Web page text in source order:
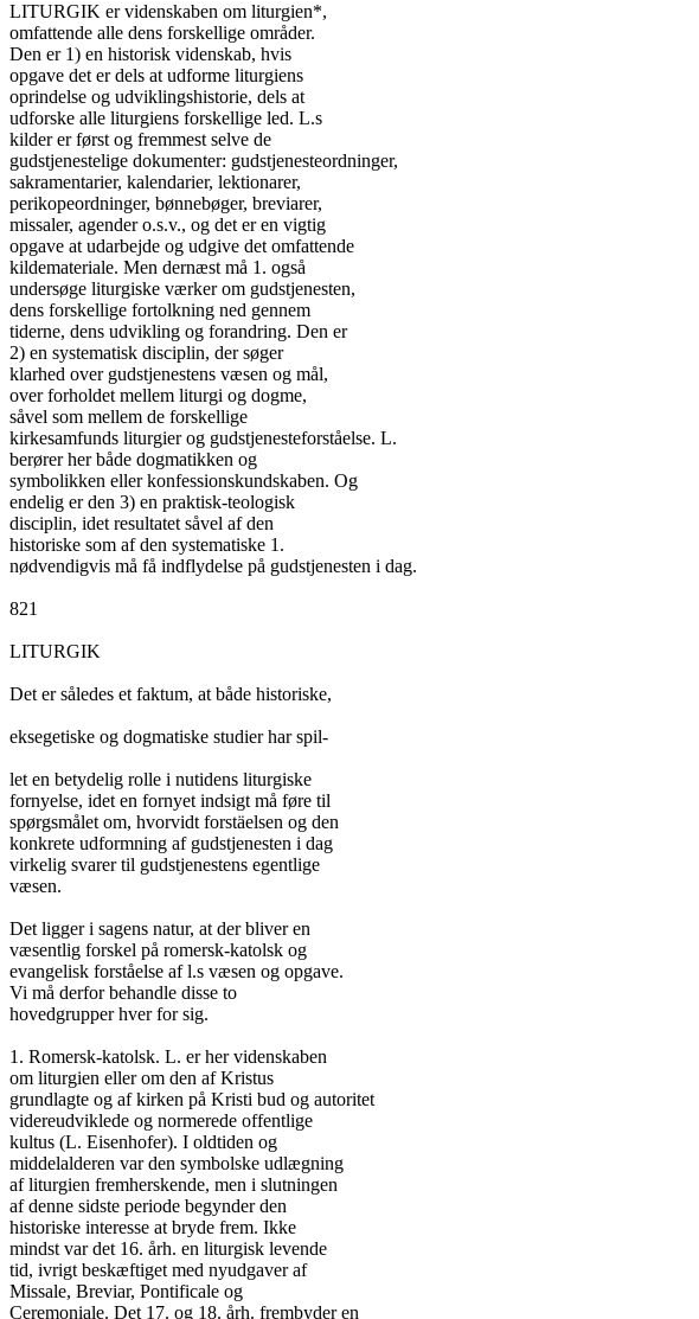
LITURGIK er videnskaben om liturgien*,
omfattende alle dens forskellige områder.
Den er 1) en historisk videnskab, hvis
opgave det er dels at udforme liturgiens
oprindelse og udviklingshistorie, dels at
udforske alle liturgiens forskellige led. L.s
kilder er først og fremmest selve de
gudstjenestelige dokumenter: gudstjenesteordninger,
sakramentarier, kalendarier, lektionarer,
perikopeordninger, bønnebøger, breviarer,
missaler, agender o.s.v., og det er en vigtig
opgave at udarbejde og udgive det omfattende
kildemateriale. Men dernæst må 1. også
undersøge liturgiske værker om gudstjenesten,
dens forskellige fortolkning ned gennem
tiderne, dens udvikling og forandring. Den er
2) en systematisk disciplin, der søger
klarhed over gudstjenestens væsen og mål,
over forholdet mellem liturgi og dogme,
såvel som mellem de forskellige
kirkesamfunds liturgier og gudstjenesteforståelse. L.
berører her både dogmatikken og
symbolikken eller konfessionskundskaben. Og
endelig er den 3) en praktisk-teologisk
disciplin, idet resultatet såvel af den
historiske som af den systematiske 1.
nødvendigvis må få indflydelse på gudstjenesten i dag.
821
LITURGIK
Det er således et faktum, at både historiske,
eksegetiske og dogmatiske studier har spil-
let en betydelig rolle i nutidens liturgiske
fornyelse, idet en fornyet indsigt må føre til
spørgsmålet om, hvorvidt forstäelsen og den
konkrete udformning af gudstjenesten i dag
virkelig svarer til gudstjenestens egentlige
væsen.
Det ligger i sagens natur, at der bliver en
væsentlig forskel på romersk-katolsk og
evangelisk forståelse af l.s væsen og opgave.
Vi må derfor behandle disse to
hovedgrupper hver for sig.
1. Romersk-katolsk. L. er her videnskaben
om liturgien eller om den af Kristus
grundlagte og af kirken på Kristi bud og autoritet
videreudviklede og normerede offentlige
kultus (L. Eisenhofer). I oldtiden og
middelalderen var den symbolske udlægning
af liturgien fremherskende, men i slutningen
af denne sidste periode begynder den
historiske interesse at bryde frem. Ikke
mindst var det 16. årh. en liturgisk levende
tid, ivrigt beskæftiget med nyudgaver af
Missale, Breviar, Pontificale og
Ceremoniale. Det 17. og 18. årh. frembyder en